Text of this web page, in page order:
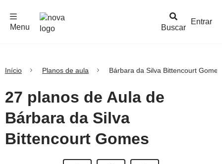
Buscar
Menu
Entrar
Início Planos de aula Bárbara da Silva Bittencourt Gomes
27 planos de Aula de
Bárbara da Silva
Bittencourt Gomes